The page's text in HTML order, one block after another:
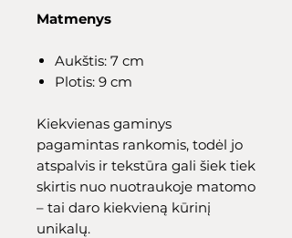
Matmenys
Aukštis: 7 cm
Plotis: 9 cm
Kiekvienas gaminys
pagamintas rankomis, todėl jo
atspalvis ir tekstūra gali šiek tiek
skirtis nuo nuotraukoje matomo
– tai daro kiekvieną kūrinį
unikalų.